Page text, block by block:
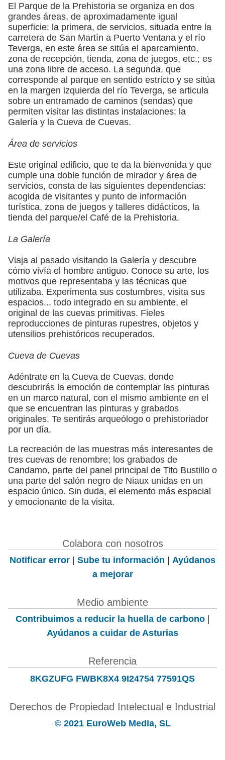
El Parque de la Prehistoria se organiza en dos
grandes áreas, de aproximadamente igual
superficie: la primera, de servicios, situada entre la
carretera de San Martín a Puerto Ventana y el río
Teverga, en este área se sitúa el aparcamiento,
zona de recepción, tienda, zona de juegos, etc.; es
una zona libre de acceso. La segunda, que
corresponde al parque en sentido estricto y se sitúa
en la margen izquierda del río Teverga, se articula
sobre un entramado de caminos (sendas) que
permiten visitar las distintas instalaciones: la
Galería y la Cueva de Cuevas.
Área de servicios
Este original edificio, que te da la bienvenida y que
cumple una doble función de mirador y área de
servicios, consta de las siguientes dependencias:
acogida de visitantes y punto de información
turística, zona de juegos y talleres didácticos, la
tienda del parque/el Café de la Prehistoria.
La Galería
Viaja al pasado visitando la Galería y descubre
cómo vivía el hombre antiguo. Conoce su arte, los
motivos que representaba y las técnicas que
utilizaba. Experimenta sus costumbres, visita sus
espacios... todo integrado en su ambiente, el
original de las cuevas primitivas. Fieles
reproducciones de pinturas rupestres, objetos y
utensilios prehistóricos recuperados.
Cueva de Cuevas
Adéntrate en la Cueva de Cuevas, donde
descubrirás la emoción de contemplar las pinturas
en un marco natural, con el mismo ambiente en el
que se encuentran las pinturas y grabados
originales. Te sentirás arqueólogo o prehistoriador
por un día.
La recreación de las muestras más interesantes de
tres cuevas de renombre; los grabados de
Candamo, parte del panel principal de Tito Bustillo o
una parte del salón negro de Niaux unidas en un
espacio único. Sin duda, el elemento más espacial
y emocionante de la visita.
Colabora con nosotros
Notificar error | Sube tu información | Ayúdanos
a mejorar
Medio ambiente
Contribuimos a reducir la huella de carbono|
Ayúdanos a cuidar de Asturias
Referencia
8KGZUFG FWBK8X4 9I24754 77591QS
Derechos de Propiedad Intelectual e Industrial
© 2021 EuroWeb Media, SL